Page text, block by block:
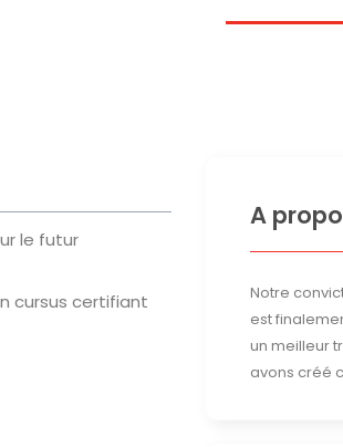
le futur
cursus certifiant
A
Notre
est
un meilleur
avons créé